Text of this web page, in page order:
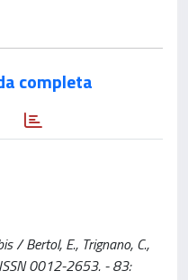
completa
/ Bertol, E., Trignano, C.,
ISSN 0012-2653. - 83: